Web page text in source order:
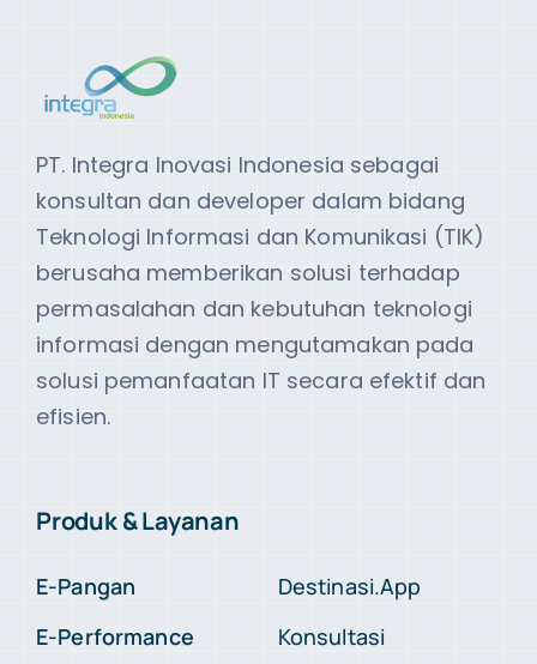
PT. Integra Inovasi Indonesia sebagai
konsultan dan developer dalam bidang
Teknologi Informasi dan Komunikasi (TIK)
berusaha memberikan solusi terhadap
permasalahan dan kebutuhan teknologi
informasi dengan mengutamakan pada
solusi pemanfaatan IT secara efektif dan
efisien.
Produk & Layanan
E-Pangan
E-Performance
Destinasi.App
Konsultasi